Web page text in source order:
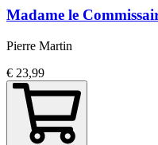
Madame le
Pierre Martin
€ 23,99